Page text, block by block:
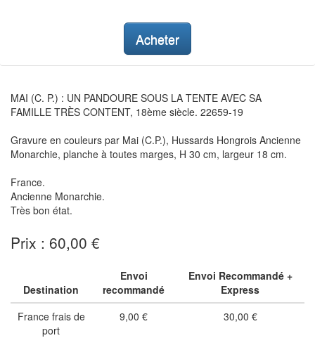
Acheter
MAI (C. P.) : UN PANDOURE SOUS LA TENTE AVEC SA
FAMILLE TRÈS CONTENT, 18ème siècle. 22659-19
Gravure en couleurs par Mai (C.P.), Hussards Hongrois Ancienne
Monarchie, planche à toutes marges, H 30 cm, largeur 18 cm.
France.
Ancienne Monarchie.
Très bon état.
Prix : 60,00 €
Destination
Envoi
recommandé
Envoi Recommandé +
Express
France frais de
port
9,00 € 30,00 €